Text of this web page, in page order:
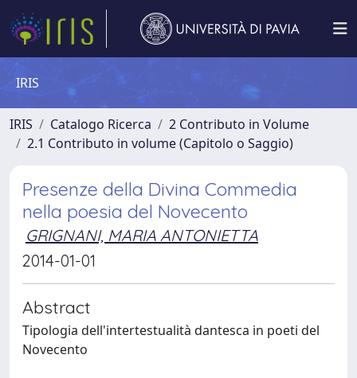
IRIS
IRIS Catalogo Ricerca
2 Contributo in Volume
2.1 Contributo in volume (Capitolo o Saggio)
Presenze della Divina Commedia
nella poesia del Novecento
GRIGNANI, MARIA ANTONIETTA
2014-01-01
Abstract
Tipologia dell'intertestualità dantesca in poeti del
Novecento